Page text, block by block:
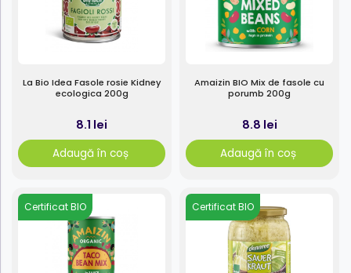
La Bio Idea Fasole rosie Kidney
ecologica 200g
8.1 lei
Adaugă în coș
Amaizin BIO Mix de fasole cu
porumb 200g
8.8 lei
Adaugă în coș
Certificat BIO Certificat BIO